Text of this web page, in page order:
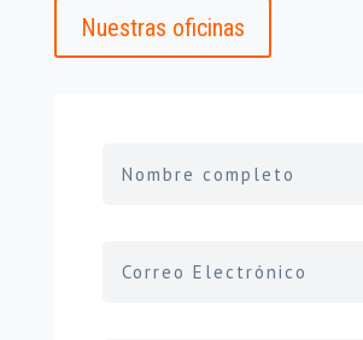
Nuestras oficinas